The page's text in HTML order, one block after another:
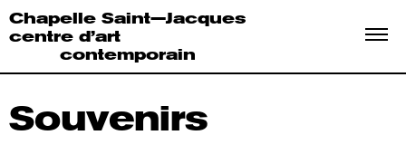
Chapelle Saint—Jacques
centre d’art
contemporain
Souvenirs